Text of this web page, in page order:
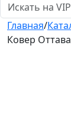
Главная/
Ковер Оттава